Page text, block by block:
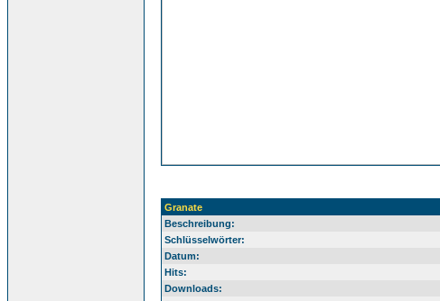
Granate
Beschreibung:
Schlüsselwörter:
Datum:
Hits:
Downloads: